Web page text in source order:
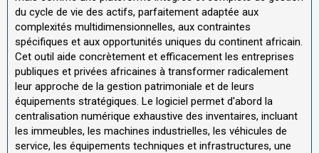
du cycle de vie des actifs, parfaitement adaptée aux
complexités multidimensionnelles, aux contraintes
spécifiques et aux opportunités uniques du continent africain.
Cet outil aide concrètement et efficacement les entreprises
publiques et privées africaines à transformer radicalement
leur approche de la gestion patrimoniale et de leurs
équipements stratégiques. Le logiciel permet d'abord la
centralisation numérique exhaustive des inventaires, incluant
les immeubles, les machines industrielles, les véhicules de
service, les équipements techniques et infrastructures, une